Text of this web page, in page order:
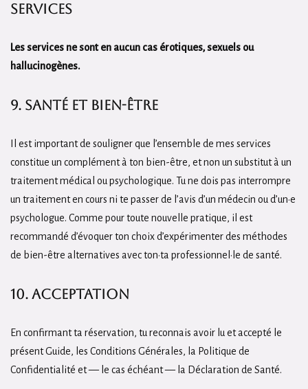
services
Les services ne sont en aucun cas érotiques, sexuels ou
hallucinogènes.
9. Santé et bien-être
Il est important de souligner que l’ensemble de mes services
constitue un complément à ton bien-être, et non un substitut à un
traitement médical ou psychologique. Tu ne dois pas interrompre
un traitement en cours ni te passer de l’avis d’un médecin ou d’un·e
psychologue. Comme pour toute nouvelle pratique, il est
recommandé d’évoquer ton choix d’expérimenter des méthodes
de bien-être alternatives avec ton·ta professionnel·le de santé.
10. Acceptation
En confirmant ta réservation, tu reconnais avoir lu et accepté le
présent Guide, les Conditions Générales, la Politique de
Confidentialité et — le cas échéant — la Déclaration de Santé.